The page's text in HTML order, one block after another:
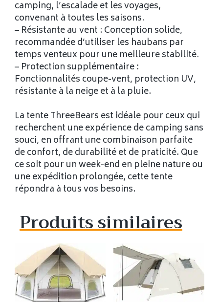
camping, l’escalade et les voyages,
convenant à toutes les saisons.
– Résistante au vent : Conception solide,
recommandée d’utiliser les haubans par
temps venteux pour une meilleure stabilité.
– Protection supplémentaire :
Fonctionnalités coupe-vent, protection UV,
résistante à la neige et à la pluie.
La tente ThreeBears est idéale pour ceux qui
recherchent une expérience de camping sans
souci, en offrant une combinaison parfaite
de confort, de durabilité et de praticité. Que
ce soit pour un week-end en pleine nature ou
une expédition prolongée, cette tente
répondra à tous vos besoins.
Produits similaires